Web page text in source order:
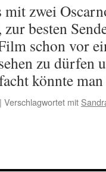
zwei
zur besten
schon vor
zu dürfen
könnte
| Verschlagwortet mit